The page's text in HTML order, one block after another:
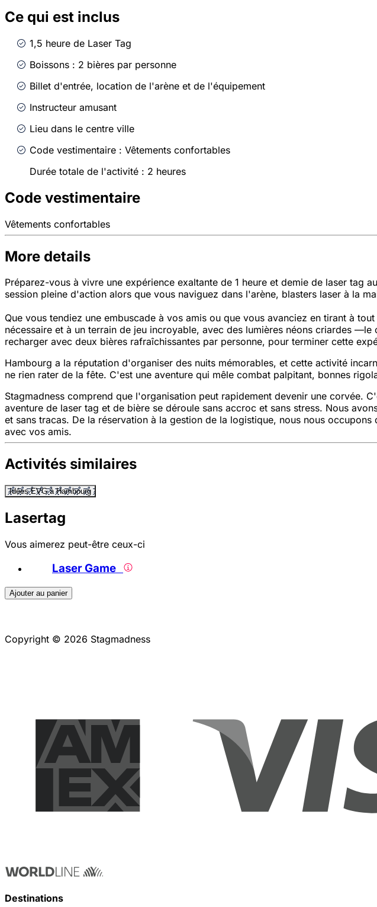
Ce qui est inclus
1,5 heure de Laser Tag
Boissons : 2 bières par personne
Billet d'entrée, location de l'arène et de l'équipement
Instructeur amusant
Lieu dans le centre ville
Code vestimentaire : Vêtements confortables
Durée totale de l'activité : 2 heures
Code vestimentaire
Vêtements confortables
More details
Préparez-vous à vivre une expérience exaltante de 1 heure et demie de laser
session pleine d'action alors que vous naviguez dans l'arène, blasters laser à la
Que vous tendiez une embuscade à vos amis ou que vous avanciez en tirant à
nécessaire et à un terrain de jeu incroyable, avec des lumières néons criardes
recharger avec deux bières rafraîchissantes par personne, pour terminer cette
Hambourg a la réputation d'organiser des nuits mémorables, et cette activité
ne rien rater de la fête. C'est une aventure qui mêle combat palpitant, bonnes
Stagmadness comprend que l'organisation peut rapidement devenir une corvée.
aventure de laser tag et de bière se déroule sans accroc et sans stress. Nous
et sans tracas. De la réservation à la gestion de la logistique, nous nous
avec vos amis.
Activités similaires
Idées EVG à Hambourg
Lasertag
Vous aimerez peut-être ceux-ci
Laser Game
Ajouter au panier
Copyright © 2026 Stagmadness
Destinations